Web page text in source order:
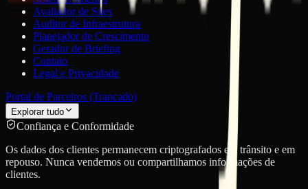
Avaliador de Sites
Auditor de Infraestrutura
Planejador de Crescimento
Gerador de Briefing
Contato
Legal e Privacidade
Portal de Parceiros (Trancado)
Explorar tudo
Confiança e Conformidade
Os dados dos clientes permanecem criptografados em trânsito e em
repouso. Nunca vendemos ou compartilhamos informações de
clientes.